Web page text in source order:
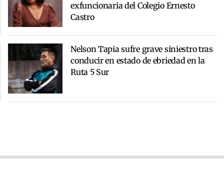
exfuncionaria del Colegio Ernesto
Castro
Nelson Tapia sufre grave siniestro tras
conducir en estado de ebriedad en la
Ruta 5 Sur